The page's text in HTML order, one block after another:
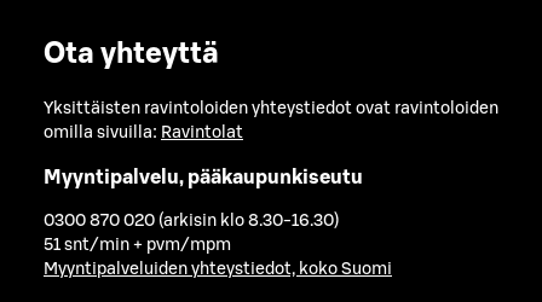
Ota yhteyttä
Yksittäisten ravintoloiden yhteystiedot ovat ravintoloiden
omilla sivuilla: Ravintolat
Myyntipalvelu, pääkaupunkiseutu
0300 870 020 (arkisin klo 8.30-16.30)
51 snt/min + pvm/mpm
Myyntipalveluiden yhteystiedot, koko Suomi